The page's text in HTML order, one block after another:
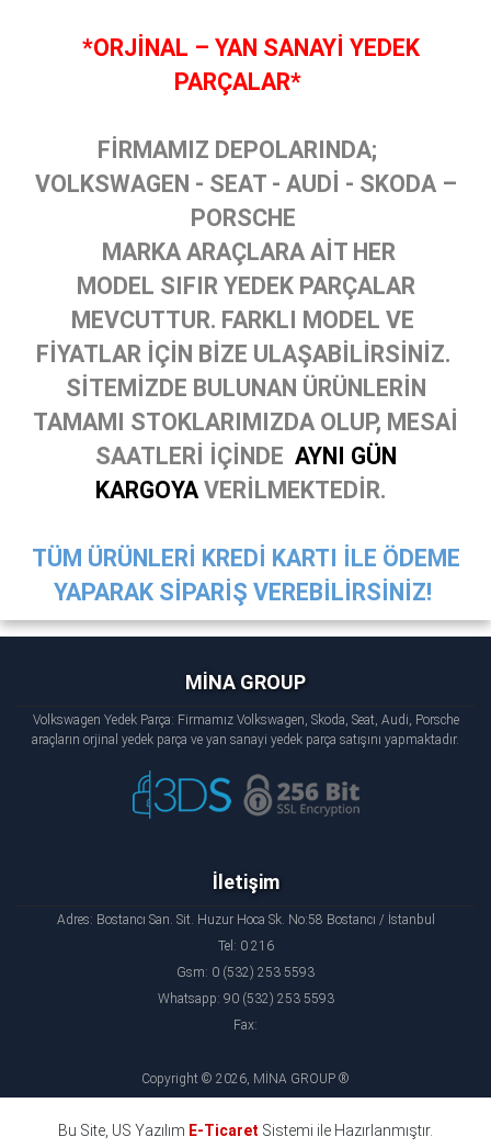
*ORJİNAL – YAN SANAYİ YEDEK
PARÇALAR*
FİRMAMIZ DEPOLARINDA;
VOLKSWAGEN - SEAT - AUDİ - SKODA –
PORSCHE
MARKA ARAÇLARA AİT HER
MODEL SIFIR YEDEK PARÇALAR
MEVCUTTUR. FARKLI MODEL VE
FİYATLAR İÇİN BİZE ULAŞABİLİRSİNİZ.
SİTEMİZDE BULUNAN ÜRÜNLERİN
TAMAMI STOKLARIMIZDA OLUP, MESAİ
SAATLERİ İÇİNDE AYNI GÜN
KARGOYA VERİLMEKTEDİR.
TÜM ÜRÜNLERİ KREDİ KARTI İLE ÖDEME
YAPARAK SİPARİŞ VEREBİLİRSİNİZ!
MİNA GROUP
Volkswagen Yedek Parça: Firmamız Volkswagen, Skoda, Seat, Audi, Porsche
araçların orjinal yedek parça ve yan sanayi yedek parça satışını yapmaktadır.
İletişim
Adres: Bostancı San. Sit. Huzur Hoca Sk. No:58 Bostancı / İstanbul
Tel: 0 216
Gsm: 0 (532) 253 5593
Whatsapp: 90 (532) 253 5593
Fax:
Copyright © 2026, MİNA GROUP ®
Bu Site, US Yazılım E-Ticaret Sistemi ile Hazırlanmıştır.